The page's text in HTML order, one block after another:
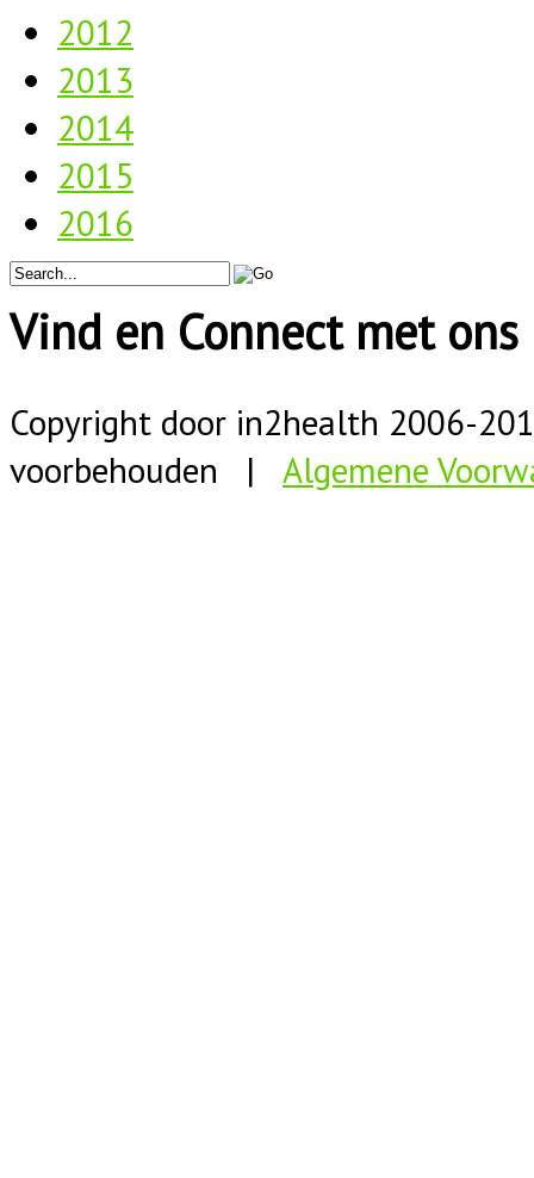
2012
2013
2014
2015
2016
Vind en Connect met ons
Copyright door in2health 2006-
voorbehouden | Algemene